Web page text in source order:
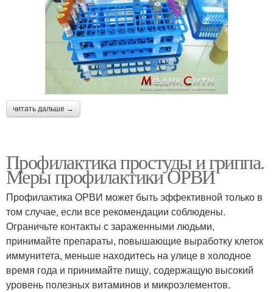
читать дальше →
Профилактика простуды и гриппа.
Меры профилактики ОРВИ
Профилактика ОРВИ может быть эффективной только в
том случае, если все рекомендации соблюдены.
Ограничьте контакты с зараженными людьми,
принимайте препараты, повышающие выработку клеток
иммунитета, меньше находитесь на улице в холодное
время года и принимайте пищу, содержащую высокий
уровень полезных витаминов и микроэлементов.